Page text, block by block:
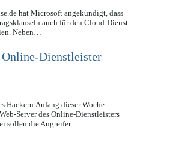
hat Microsoft angekündigt, dass
auch für den Cloud-Dienst
Dienstleister
Hackern Anfang dieser Woche
Server des Online-Dienstleisters